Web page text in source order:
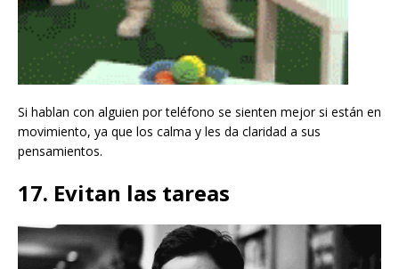
Si hablan con alguien por teléfono se sienten mejor si están en
movimiento, ya que los calma y les da claridad a sus
pensamientos.
17. Evitan las tareas